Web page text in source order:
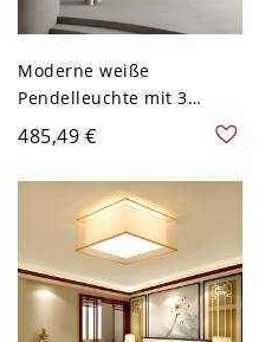
Moderne weiße
Pendelleuchte mit 3
Lichtern und
einzigartigem Stoffschirm,
einstellbare
Aufhängelänge - 110V-
120V 59,69 cm
485,49 €